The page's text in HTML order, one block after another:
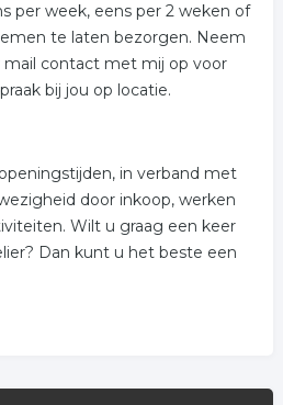
per week, eens per 2 weken of
te laten bezorgen. Neem
contact met mij op voor
bij jou op locatie.
in verband met
door inkoop, werken
Wilt u graag een keer
Dan kunt u het beste een